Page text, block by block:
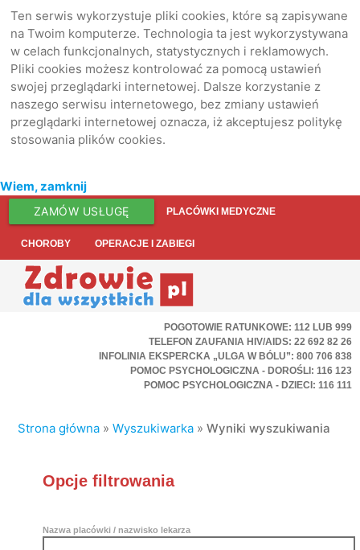
Ten serwis wykorzystuje pliki cookies, które są zapisywane
na Twoim komputerze. Technologia ta jest wykorzystywana
w celach funkcjonalnych, statystycznych i reklamowych.
Pliki cookies możesz kontrolować za pomocą ustawień
swojej przeglądarki internetowej. Dalsze korzystanie z
naszego serwisu internetowego, bez zmiany ustawień
przeglądarki internetowej oznacza, iż akceptujesz politykę
stosowania plików cookies.
Wiem, zamknij
ZAMÓW USŁUGĘ PLACÓWKI MEDYCZNE
CHOROBY OPERACJE I ZABIEGI
POGOTOWIE RATUNKOWE: 112 LUB 999
TELEFON ZAUFANIA HIV/AIDS: 22 692 82 26
INFOLINIA EKSPERCKA „ULGA W BÓLU”: 800 706 838
POMOC PSYCHOLOGICZNA - DOROŚLI: 116 123
POMOC PSYCHOLOGICZNA - DZIECI: 116 111
Strona główna »Wyszukiwarka »Wyniki wyszukiwania
Opcje filtrowania
Nazwa placówki / nazwisko lekarza